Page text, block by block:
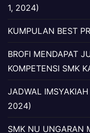
1, 2024)
KUMPULAN BEST
BROFI MENDAPAT
KOMPETENSI SMK
JADWAL
2024)
SMK NU UNGARAN